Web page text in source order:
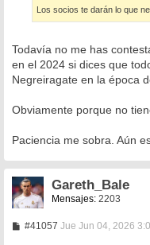
j
e
Los socios te darán lo que
Todavía no me has
en el 2024 si dices que
Negreiragate en la época
Obviamente porque no
Paciencia me sobra. Aún
Gareth_Bale
Mensajes: 2203
#41057MJue Jun 04, 2026